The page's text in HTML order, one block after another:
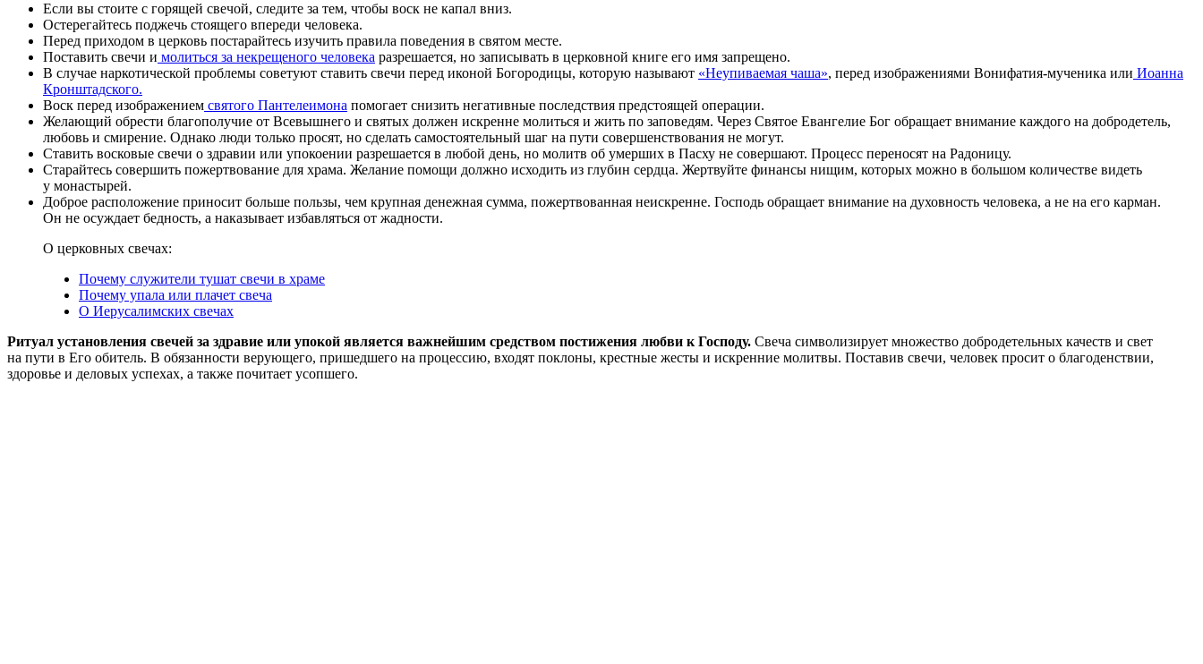
Если вы стоите с горящей свечой, следите за тем, чтобы воск не капал вниз.
Остерегайтесь поджечь стоящего впереди человека.
Перед приходом в церковь постарайтесь изучить правила поведения в святом месте.
Поставить свечи и молиться за некрещеного человека разрешается, но записывать в церковной книге его имя запрещено.
В случае наркотической проблемы советуют ставить свечи перед иконой Богородицы, которую называют «Неупиваемая чаша», перед изображениями Вонифатия-мученика или Иоанна
Кронштадского.
Воск перед изображением святого Пантелеимона помогает снизить негативные последствия предстоящей операции.
Желающий обрести благополучие от Всевышнего и святых должен искренне молиться и жить по заповедям. Через Святое Евангелие Бог обращает внимание каждого на добродетель,
любовь и смирение. Однако люди только просят, но сделать самостоятельный шаг на пути совершенствования не могут.
Ставить восковые свечи о здравии или упокоении разрешается в любой день, но молитв об умерших в Пасху не совершают. Процесс переносят на Радоницу.
Старайтесь совершить пожертвование для храма. Желание помощи должно исходить из глубин сердца. Жертвуйте финансы нищим, которых можно в большом количестве видеть
у монастырей.
Доброе расположение приносит больше пользы, чем крупная денежная сумма, пожертвованная неискренне. Господь обращает внимание на духовность человека, а не на его карман.
Он не осуждает бедность, а наказывает избавляться от жадности.
О церковных свечах:
Почему служители тушат свечи в храме
Почему упала или плачет свеча
О Иерусалимских свечах
Ритуал установления свечей за здравие или упокой является важнейшим средством постижения любви к Господу. Свеча символизирует множество добродетельных качеств и свет
на пути в Его обитель. В обязанности верующего, пришедшего на процессию, входят поклоны, крестные жесты и искренние молитвы. Поставив свечи, человек просит о благоденствии,
здоровье и деловых успехах, а также почитает усопшего.